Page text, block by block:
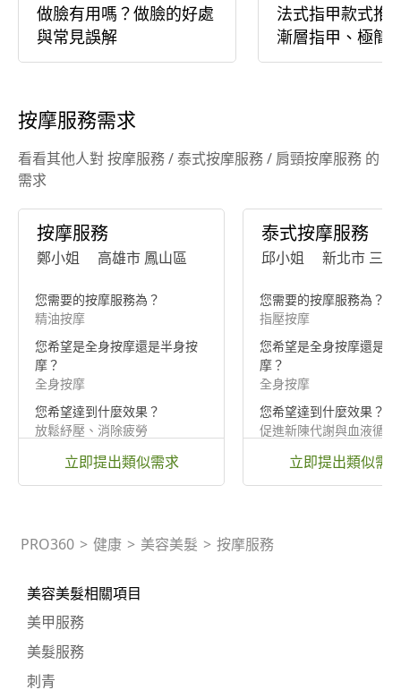
做臉有用嗎？做臉的好處
與常見誤解
法式指甲款式推
漸層指甲、極簡
等多樣款式介紹
按摩服務需求
看看其他人對 按摩服務 / 泰式按摩服務 / 肩頸按摩服務 的
需求
按摩服務
鄭小姐 高雄市 鳳山區
您需要的按摩服務為？
精油按摩
您希望是全身按摩還是半身按
摩？
全身按摩
您希望達到什麼效果？
放鬆紓壓、消除疲勞
立即提出類似需求
泰式按摩服務
邱小姐 新北市 三重
您需要的按摩服務為？
指壓按摩
您希望是全身按摩還是半
摩？
全身按摩
您希望達到什麼效果？
促進新陳代謝與血液循環
立即提出類似需
PRO360 > 健康 > 美容美髮 > 按摩服務
美容美髮相關項目
美甲服務
美髮服務
刺青